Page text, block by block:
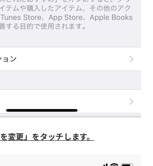
変更」をタッチします。